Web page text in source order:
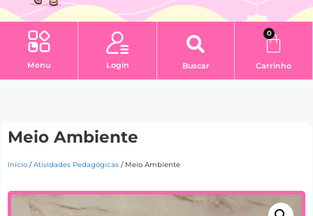
Menu Login Buscar
0
Carrinho
Meio Ambiente
Início /Atividades Pedagógicas / Meio Ambiente